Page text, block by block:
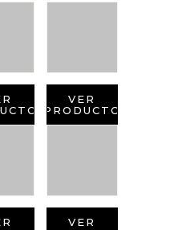
VER
PRODUCTO
VER